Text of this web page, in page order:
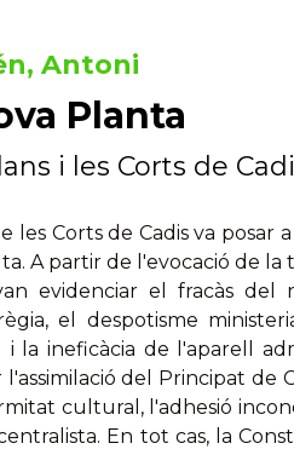
Antoni
Planta
i les Corts de
les Corts de Cadis va posar
A partir de l'evocació de la
evidenciar el fracàs
el despotisme
i la ineficàcia de l'aparell
del Principat de
cultural, l'adhesió
En tot cas, la